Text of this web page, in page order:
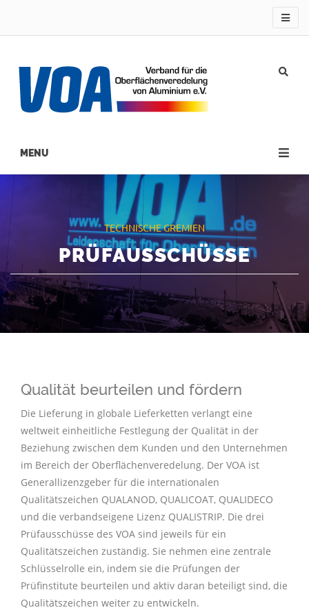
navigation
TECHNISCHE GREMIEN
PRÜFAUSSCHÜSSE
Qualität beurteilen und fördern
Die Lieferung in globale Lieferketten verlangt eine
weltweit einheitliche Festlegung der Qualität in der
Beziehung zwischen dem Kunden und den Unternehmen
im Bereich der Oberflächenveredelung. Der VOA ist
Generallizenzgeber für die internationalen
Qualitätszeichen QUALANOD, QUALICOAT, QUALIDECO
und die verbandseigene Lizenz QUALISTRIP. Die drei
Prüfausschüsse des VOA sind jeweils für ein
Qualitätszeichen zuständig. Sie nehmen eine zentrale
Schlüsselrolle ein, indem sie die Prüfungen der
Prüfinstitute beurteilen und aktiv daran beteiligt sind, die
Qualitätszeichen weiter zu entwickeln.